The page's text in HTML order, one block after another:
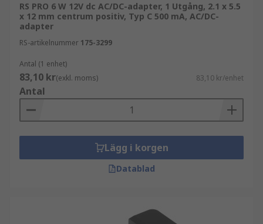
RS PRO 6 W 12V dc AC/DC-adapter, 1 Utgång, 2.1 x 5.5
x 12 mm centrum positiv, Typ C 500 mA, AC/DC-
adapter
RS-artikelnummer 175-3299
Antal (1 enhet)
83,10 kr(exkl. moms) 83,10 kr/enhet
Antal
Lägg i korgen
Datablad